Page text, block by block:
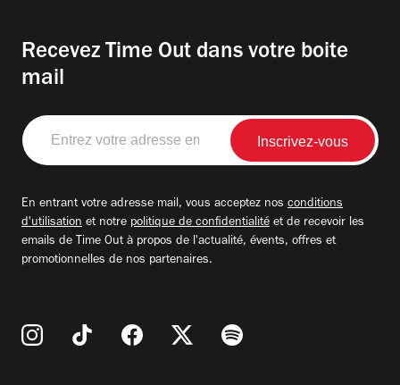
Recevez Time Out dans votre boite
mail
Entrez
votre
adresse
En entrant votre adresse mail, vous acceptez nos conditions
d'utilisation et notre politique de confidentialité et de recevoir les
emails de Time Out à propos de l'actualité, évents, offres et
promotionnelles de nos partenaires.